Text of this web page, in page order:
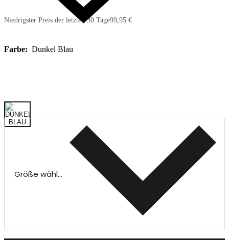
Niedrigster Preis der letzten 30 Tage99,95 €
Farbe: Dunkel Blau
Größe wählen